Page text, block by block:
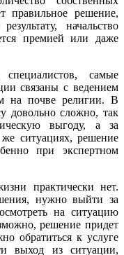
правильное решение,
начальство
премией или даже
самые
связаны с ведением
на почве религии. В
довольно сложно, так
выгоду, а за
ситуациях, решение
при экспертном
практически нет.
нужно выйти за
на ситуацию
решение придет
обратиться к услуге
выход из ситуации,